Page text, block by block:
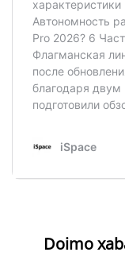
Doimo